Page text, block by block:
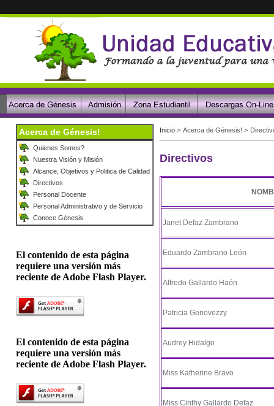
Acerca de Génesis!
Quienes Somos?
Nuestra Visión y Misión
Alcance, Objetivos y Politica de Calidad
Directivos
Personal Docente
Personal Administrativo y de Servicio
Conoce Génesis
El contenido de esta página
requiere una versión más
reciente de Adobe Flash Player.
El contenido de esta página
requiere una versión más
reciente de Adobe Flash Player.
Inicio > Acerca de Génesis! >
Directivos
Janet Defaz Zambrano
Eduardo Zambrano León
Alfredo Gallardo Haón
Patricia Genovezzy
Audrey Hidalgo
Miss Katherine Bravo
Miss Cinthy Gallardo Defaz